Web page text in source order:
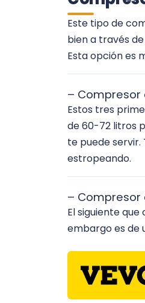
Este tipo de
bien a través
Esta opción es
– Compresor
Estos tres
de 60-72 litros
te puede
estropeando.
–
El siguiente
embargo es de